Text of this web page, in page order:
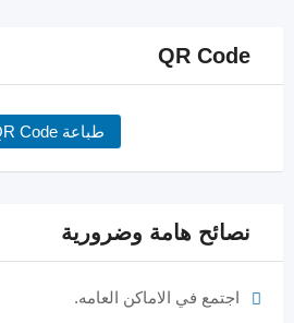
QR Code
طباعة QR Code
نصائح هامة وضرورية
اجتمع في الاماكن العامه.